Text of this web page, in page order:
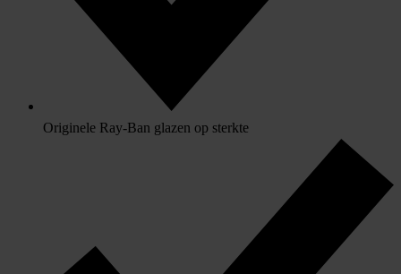
Originele Ray-Ban glazen op sterkte